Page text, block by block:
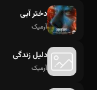
دختر آبی
آرمیک
دلیل زندگی
آرمیک